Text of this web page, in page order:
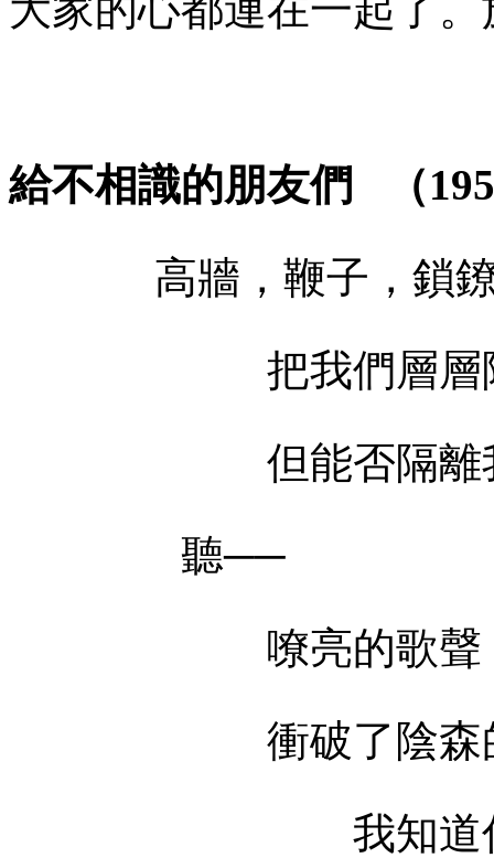
給不相識的朋友們 （
高牆，鞭子，鎖
把我們層層隔
但能否隔離我
聽──
嘹亮的歌聲
衝破了陰森的
我知道你還